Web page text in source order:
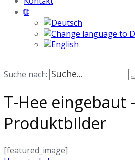
🌐
Suche nach:
T-Hee eingebaut -
Produktbilder
[featured_image]